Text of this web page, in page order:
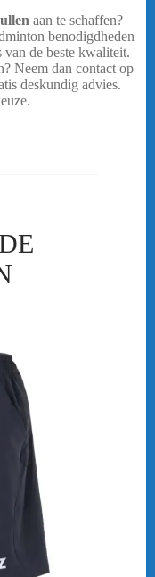
aan te schaffen?
benodigdheden
van de beste kwaliteit.
Neem dan contact op
deskundig advies.